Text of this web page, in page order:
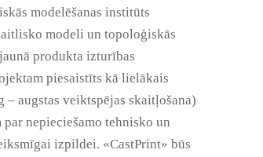
modelēšanas institūts
modeli un topoloģiskās
produkta izturības
piesaistīts kā lielākais
augstas veiktspējas skaitļošana)
nepieciešamo tehnisko un
izpildei. «CastPrint» būs